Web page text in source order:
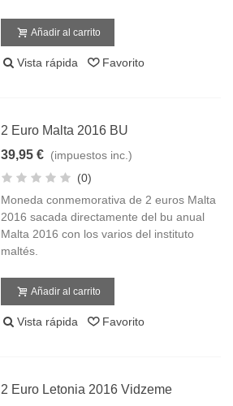
Añadir al carrito
Vista rápida Favorito
2 Euro Malta 2016 BU
39,95 € (impuestos inc.)
(0)
Moneda conmemorativa de 2 euros Malta
2016 sacada directamente del bu anual
Malta 2016 con los varios del instituto
maltés.
Añadir al carrito
Vista rápida Favorito
2 Euro Letonia 2016 Vidzeme